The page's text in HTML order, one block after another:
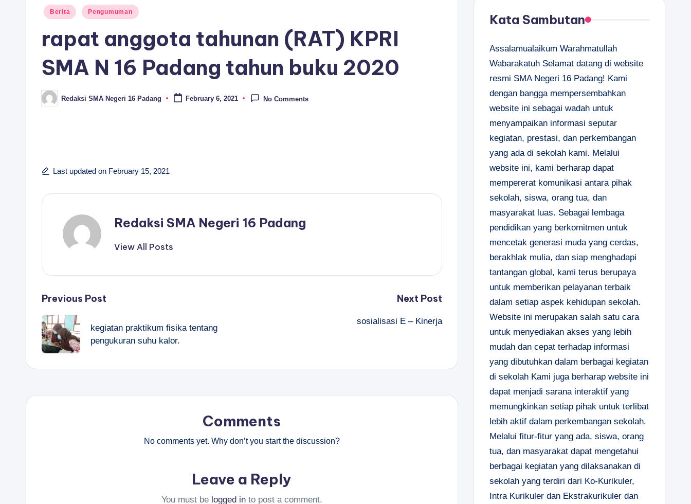
Posted
Berita Pengumuman
rapat anggota tahunan (RAT) KPRI
SMA N 16 Padang tahun buku 2020
Posted
by
Redaksi SMA Negeri 16 Padang February 6, 2021 No Comments
Last updated on February 15, 2021
Redaksi SMA Negeri 16 Padang
View All Posts
Post
navigation
Previous Post
kegiatan praktikum fisika tentang
pengukuran suhu kalor.
Next Post
sosialisasi E – Kinerja
Comments
No comments yet. Why don’t you start the discussion?
Leave a Reply
You must be logged into post a comment.
Kata Sambutan
Assalamualaikum Warahmatullah
Wabarakatuh Selamat datang di website
resmi SMA Negeri 16 Padang! Kami
dengan bangga mempersembahkan
website ini sebagai wadah untuk
menyampaikan informasi seputar
kegiatan, prestasi, dan perkembangan
yang ada di sekolah kami. Melalui
website ini, kami berharap dapat
mempererat komunikasi antara pihak
sekolah, siswa, orang tua, dan
masyarakat luas. Sebagai lembaga
pendidikan yang berkomitmen untuk
mencetak generasi muda yang cerdas,
berakhlak mulia, dan siap menghadapi
tantangan global, kami terus berupaya
untuk memberikan pelayanan terbaik
dalam setiap aspek kehidupan sekolah.
Website ini merupakan salah satu cara
untuk menyediakan akses yang lebih
mudah dan cepat terhadap informasi
yang dibutuhkan dalam berbagai kegiatan
di sekolah Kami juga berharap website ini
dapat menjadi sarana interaktif yang
memungkinkan setiap pihak untuk terlibat
lebih aktif dalam perkembangan sekolah.
Melalui fitur-fitur yang ada, siswa, orang
tua, dan masyarakat dapat mengetahui
berbagai kegiatan yang dilaksanakan di
sekolah yang terdiri dari Ko-Kurikuler,
Intra Kurikuler dan Ekstrakurikuler dan